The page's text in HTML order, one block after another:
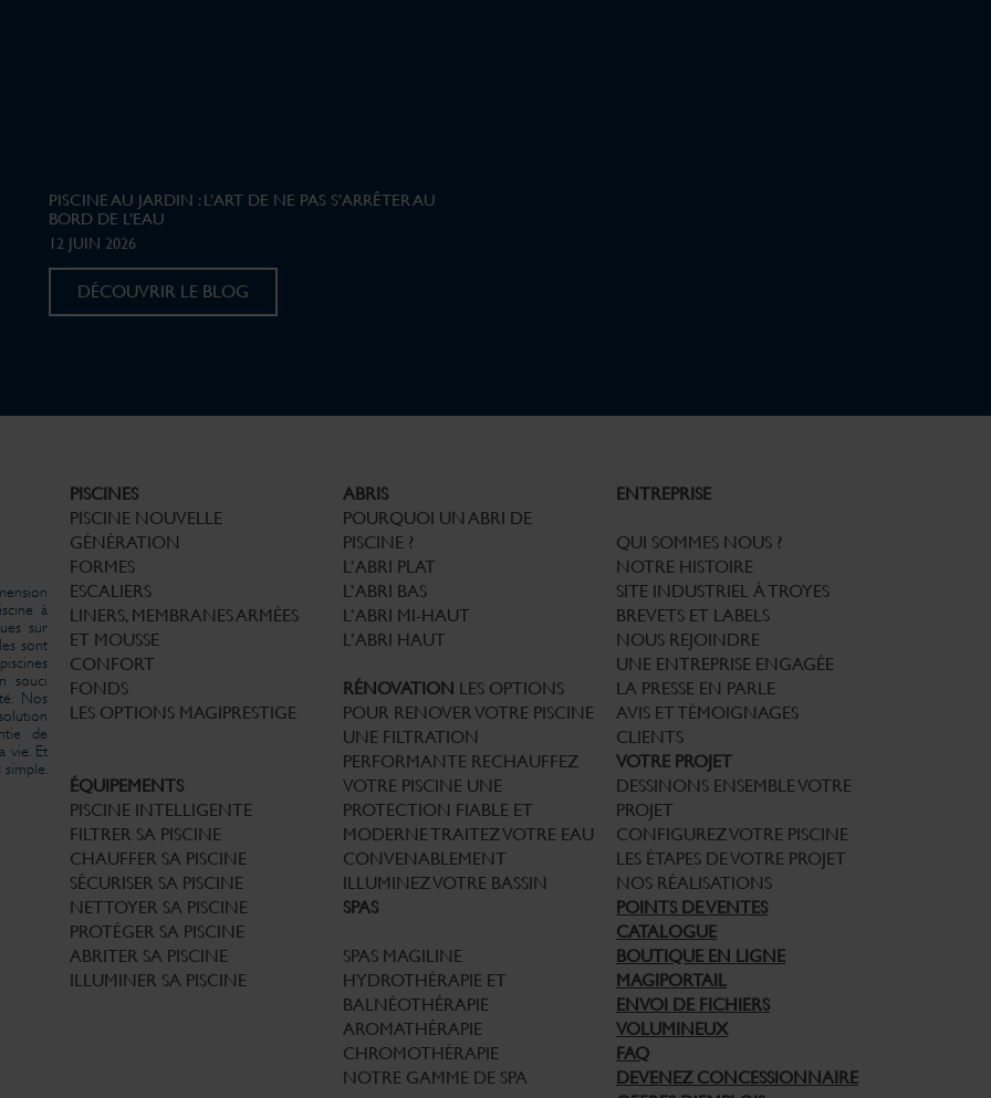
PISCINE AU JARDIN : L’ART DE NE PAS S’ARRÊTER AU
BORD DE L’EAU
12 JUIN 2026
DÉCOUVRIR LE BLOG
à
sur
sont
souci
Nos
de
vie. Et
PISCINES
PISCINE NOUVELLE
GÉNÉRATION
FORMES
ESCALIERS
LINERS, MEMBRANES ARMÉES
ET MOUSSE
CONFORT
FONDS
LES OPTIONS MAGIPRESTIGE
ÉQUIPEMENTS
PISCINE INTELLIGENTE
FILTRER SA PISCINE
CHAUFFER SA PISCINE
SÉCURISER SA PISCINE
NETTOYER SA PISCINE
PROTÉGER SA PISCINE
ABRITER SA PISCINE
ILLUMINER SA PISCINE
ABRIS
POURQUOI UN ABRI DE
PISCINE ?
L’ABRI PLAT
L’ABRI BAS
L’ABRI MI-HAUT
L’ABRI HAUT
RÉNOVATION LES OPTIONS
POUR RENOVER VOTRE PISCINE
UNE FILTRATION
PERFORMANTE RECHAUFFEZ
VOTRE PISCINE UNE
PROTECTION FIABLE ET
MODERNETRAITEZ VOTRE EAU
CONVENABLEMENT
ILLUMINEZ VOTRE BASSIN
SPAS
SPAS MAGILINE
HYDROTHÉRAPIE ET
BALNÉOTHÉRAPIE
AROMATHÉRAPIE
CHROMOTHÉRAPIE
NOTRE GAMME DE SPA
ENTREPRISE
QUI SOMMES NOUS ?
NOTRE HISTOIRE
SITE INDUSTRIEL À TROYES
BREVETS ET LABELS
NOUS REJOINDRE
UNE ENTREPRISE ENGAGÉE
LA PRESSE EN PARLE
AVIS ET TÉMOIGNAGES
CLIENTS
VOTRE PROJET
DESSINONS ENSEMBLE VOTRE
PROJET
CONFIGUREZ VOTRE PISCINE
LES ÉTAPES DE VOTRE PROJET
NOS RÉALISATIONS
POINTS DE VENTES
CATALOGUE
BOUTIQUE EN LIGNE
MAGIPORTAIL
ENVOI DE FICHIERS
VOLUMINEUX
FAQ
DEVENEZ CONCESSIONNAIRE